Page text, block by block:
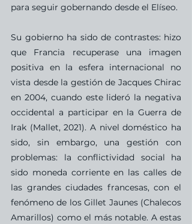
para seguir gobernando desde el Elíseo.
Su gobierno ha sido de contrastes: hizo
que Francia recuperase una imagen
positiva en la esfera internacional no
vista desde la gestión de Jacques Chirac
en 2004, cuando este lideró la negativa
occidental a participar en la Guerra de
Irak (Mallet, 2021). A nivel doméstico ha
sido, sin embargo, una gestión con
problemas: la conflictividad social ha
sido moneda corriente en las calles de
las grandes ciudades francesas, con el
fenómeno de los Gillet Jaunes (Chalecos
Amarillos) como el más notable. A estas